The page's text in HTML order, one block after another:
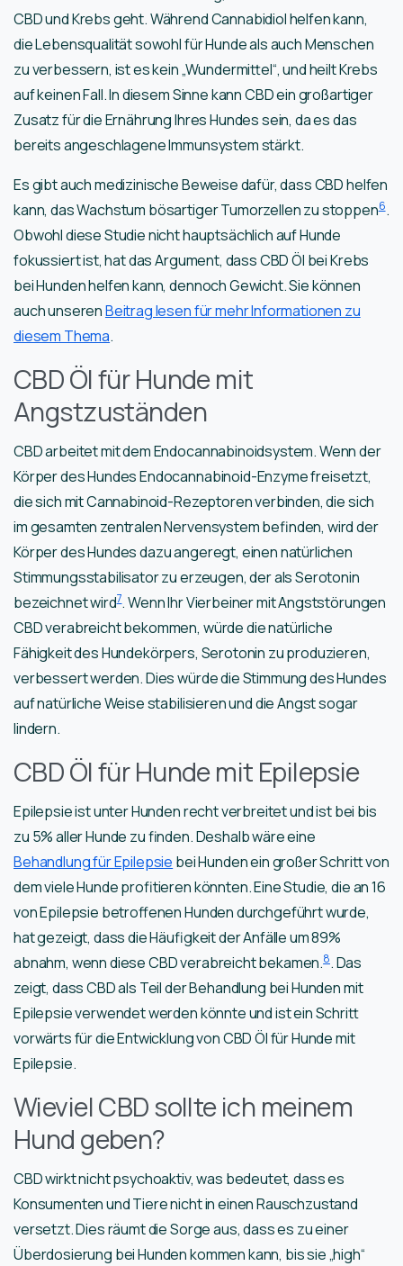
CBD und Krebs geht. Während Cannabidiol helfen kann,
die Lebensqualität sowohl für Hunde als auch Menschen
zu verbessern, ist es kein „Wundermittel“, und heilt Krebs
auf keinen Fall. In diesem Sinne kann CBD ein großartiger
Zusatz für die Ernährung Ihres Hundes sein, da es das
bereits angeschlagene Immunsystem stärkt.
Es gibt auch medizinische Beweise dafür, dass CBD helfen
kann, das Wachstum bösartiger Tumorzellen zu stoppen6.
Obwohl diese Studie nicht hauptsächlich auf Hunde
fokussiert ist, hat das Argument, dass CBD Öl bei Krebs
bei Hunden helfen kann, dennoch Gewicht. Sie können
auch unserenBeitrag lesen für mehr Informationen zu
diesem Thema.
CBD Öl für Hunde mit
Angstzuständen
CBD arbeitet mit dem Endocannabinoidsystem. Wenn der
Körper des Hundes Endocannabinoid-Enzyme freisetzt,
die sich mit Cannabinoid-Rezeptoren verbinden, die sich
im gesamten zentralen Nervensystem befinden, wird der
Körper des Hundes dazu angeregt, einen natürlichen
Stimmungsstabilisator zu erzeugen, der als Serotonin
bezeichnet wird7. Wenn Ihr Vierbeiner mit Angststörungen
CBD verabreicht bekommen, würde die natürliche
Fähigkeit des Hundekörpers, Serotonin zu produzieren,
verbessert werden. Dies würde die Stimmung des Hundes
auf natürliche Weise stabilisieren und die Angst sogar
lindern.
CBD Öl für Hunde mit Epilepsie
Epilepsie ist unter Hunden recht verbreitet und ist bei bis
zu 5% aller Hunde zu finden. Deshalb wäre eine
Behandlung für Epilepsie bei Hunden ein großer Schritt von
dem viele Hunde profitieren könnten. Eine Studie, die an 16
von Epilepsie betroffenen Hunden durchgeführt wurde,
hat gezeigt, dass die Häufigkeit der Anfälle um 89%
abnahm, wenn diese CBD verabreicht bekamen.8. Das
zeigt, dass CBD als Teil der Behandlung bei Hunden mit
Epilepsie verwendet werden könnte und ist ein Schritt
vorwärts für die Entwicklung von CBD Öl für Hunde mit
Epilepsie.
Wieviel CBD sollte ich meinem
Hund geben?
CBD wirkt nicht psychoaktiv, was bedeutet, dass es
Konsumenten und Tiere nicht in einen Rauschzustand
versetzt. Dies räumt die Sorge aus, dass es zu einer
Überdosierung bei Hunden kommen kann, bis sie „high“